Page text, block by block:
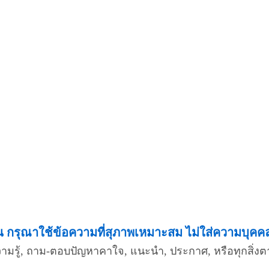
กรุณาใช้ข้อความที่สุภาพเหมาะสม ไม่ใส่ความบุค
มรู้, ถาม-ตอบปัญหาคาใจ, แนะนำ, ประกาศ, หรือทุกสิ่ง